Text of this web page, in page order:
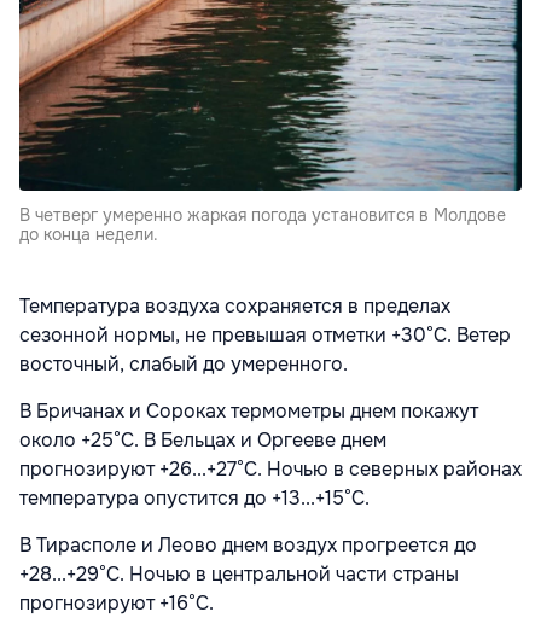
В четверг умеренно жаркая погода установится в Молдове
до конца недели.
Температура воздуха сохраняется в пределах
сезонной нормы, не превышая отметки +30°С. Ветер
восточный, слабый до умеренного.
В Бричанах и Сороках термометры днем покажут
около +25°С. В Бельцах и Оргееве днем
прогнозируют +26...+27°С. Ночью в северных районах
температура опустится до +13...+15°С.
В Тирасполе и Леово днем воздух прогреется до
+28...+29°С. Ночью в центральной части страны
прогнозируют +16°С.